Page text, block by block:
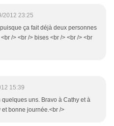
2012 23:25
ça fait déjà deux personnes
/> <br /> bises <br /> <br /> <br
15:39
uns. Bravo à Cathy et à
et bonne journée.<br />